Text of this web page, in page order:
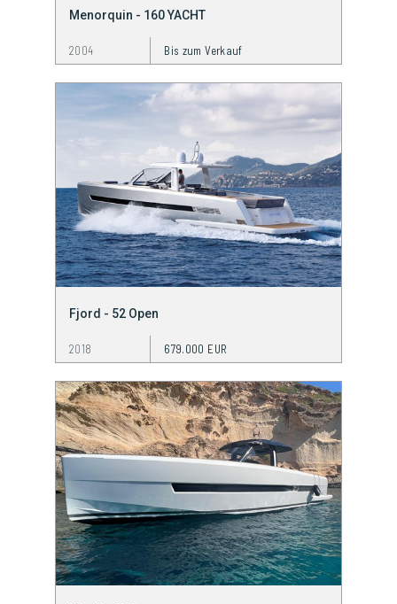
Menorquin - 160 YACHT
2004 Bis zum Verkauf
Fjord - 52 Open
2018 679.000 EUR